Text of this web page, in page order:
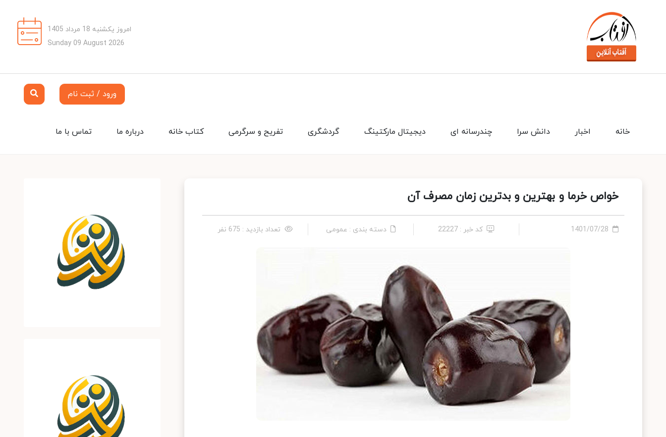
امروز یکشنبه 18 مرداد 1405
Sunday 09 August 2026
ورود / ثبت نام
تماس با ما درباره ما کتاب خانه تفریح و سرگرمی گردشگری دیجیتال مارکتینگ چندرسانه ای دانش سرا اخبار خانه
خواص خرما و بهترین و بدترین زمان مصرف آن
1401/07/28 کد خبر : 22227 دسته بندی : عمومی تعداد بازدید : 675 نفر